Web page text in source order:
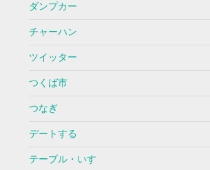
ダンプカー
チャーハン
ツイッター
つくば市
つなぎ
デートする
テーブル・いす